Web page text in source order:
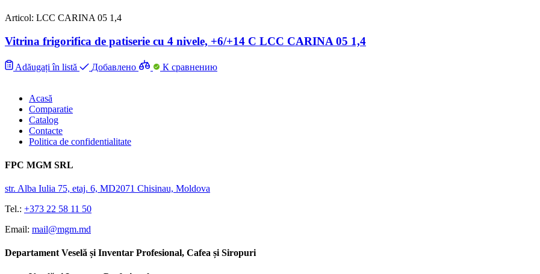
Articol: LCC CARINA 05 1,4
Vitrina frigorifica de patiserie cu 4 nivele, +6/+14 C LCC CARINA 05 1,4
Adăugați în listă Добавлено К сравнению
Acasă
Comparatie
Catalog
Contacte
Politica de confidentialitate
FPC MGM SRL
str. Alba Iulia 75, etaj. 6, MD2071 Chisinau, Moldova
Tel.: +373 22 58 11 50
Email: mail@mgm.md
Departament Veselă și Inventar Profesional, Cafea și Siropuri